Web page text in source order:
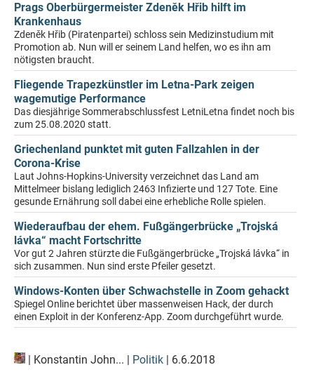
Prags Oberbürgermeister Zdeněk Hřib hilft im
Krankenhaus
Zdeněk Hřib (Piratenpartei) schloss sein Medizinstudium mit
Promotion ab. Nun will er seinem Land helfen, wo es ihn am
nötigsten braucht.
Fliegende Trapezkünstler im Letna-Park zeigen
wagemutige Performance
Das diesjährige Sommerabschlussfest LetniLetna findet noch bis
zum 25.08.2020 statt.
Griechenland punktet mit guten Fallzahlen in der
Corona-Krise
Laut Johns-Hopkins-University verzeichnet das Land am
Mittelmeer bislang lediglich 2463 Infizierte und 127 Tote. Eine
gesunde Ernährung soll dabei eine erhebliche Rolle spielen.
Wiederaufbau der ehem. Fußgängerbrücke „Trojská
lávka“ macht Fortschritte
Vor gut 2 Jahren stürzte die Fußgängerbrücke „Trojská lávka“ in
sich zusammen. Nun sind erste Pfeiler gesetzt.
Windows-Konten über Schwachstelle in Zoom gehackt
Spiegel Online berichtet über massenweisen Hack, der durch
einen Exploit in der Konferenz-App. Zoom durchgeführt wurde.
| Konstantin John... | Politik | 6.6.2018